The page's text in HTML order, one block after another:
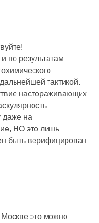
по результатам
тактикой.
настораживающих
даже на
НО это лишь
быть верифицирован
это можно